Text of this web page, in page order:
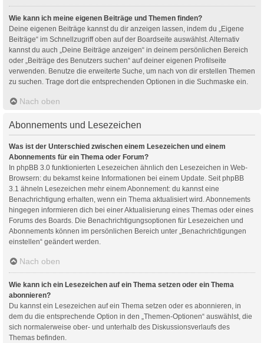
Wie kann ich meine eigenen Beiträge und Themen finden?
Deine eigenen Beiträge kannst du dir anzeigen lassen, indem du „Eigene
Beiträge“ im Schnellzugriff oben auf der Boardseite auswählst. Alternativ
kannst du auch „Deine Beiträge anzeigen“ in deinem persönlichen Bereich
oder „Beiträge des Benutzers suchen“ auf deiner eigenen Profilseite
verwenden. Benutze die erweiterte Suche, um nach von dir erstellen Themen
zu suchen. Trage dort die entsprechenden Optionen in die Suchmaske ein.
Nach oben
Abonnements und Lesezeichen
Was ist der Unterschied zwischen einem Lesezeichen und einem
Abonnements für ein Thema oder Forum?
In phpBB 3.0 funktionierten Lesezeichen ähnlich den Lesezeichen in Web-
Browsern: du bekamst keine Informationen bei einem Update. Seit phpBB
3.1 ähneln Lesezeichen mehr einem Abonnement: du kannst eine
Benachrichtigung erhalten, wenn ein Thema aktualisiert wird. Abonnements
hingegen informieren dich bei einer Aktualisierung eines Themas oder eines
Forums des Boards. Die Benachrichtigungsoptionen für Lesezeichen und
Abonnements können im persönlichen Bereich unter „Benachrichtigungen
einstellen“ geändert werden.
Nach oben
Wie kann ich ein Lesezeichen auf ein Thema setzen oder ein Thema
abonnieren?
Du kannst ein Lesezeichen auf ein Thema setzen oder es abonnieren, in
dem du die entsprechende Option in den „Themen-Optionen“ auswählst, die
sich normalerweise ober- und unterhalb des Diskussionsverlaufs des
Themas befinden.